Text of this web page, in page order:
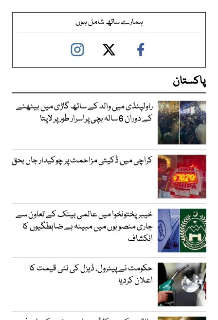
ہمارے ساتھ شامل ہوں
پاکستان
راولپنڈی میں والد کے ساتھ گاڑی میں بیٹھنے
کے دوران 6 سالہ بچی پراسرار طور پر لاپتا
کراچی میں ڈکیتی مزاحمت پر چوکیدار جاں بحق
خیبرپختونخوا میں عالمی بینک کے تعاون سے
جاری منصوبوں میں مبینہ بے ضابطگیوں کا
انکشاف
حکومت نے پیٹرول، ڈیزل کی نئی قیمت کا
اعلان کردیا